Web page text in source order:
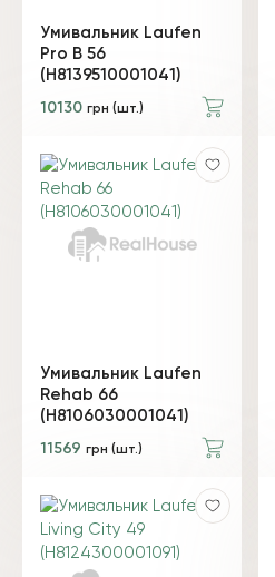
Умивальник Laufen
Pro B 56
(H8139510001041)
10130 грн (шт.)
Умивальник Laufen
Rehab 66
(H8106030001041)
11569 грн (шт.)